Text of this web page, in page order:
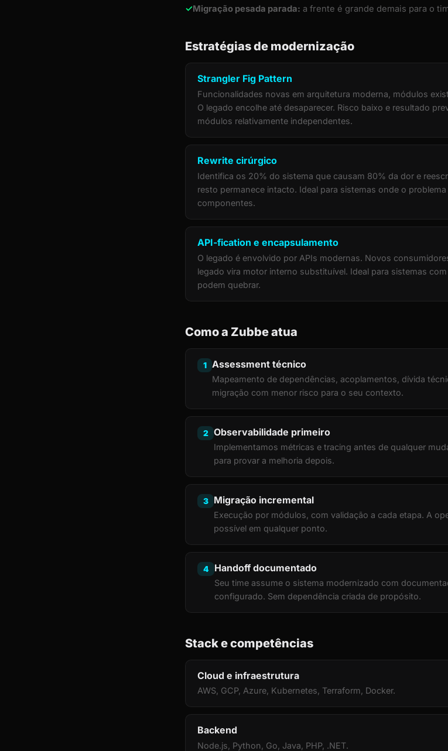
✓Migração pesada parada: a frente é grande demais para o
Estratégias de modernização
Strangler Fig Pattern
Funcionalidades novas em arquitetura moderna, módulos
O legado encolhe até desaparecer. Risco baixo e resultado
módulos relativamente independentes.
Rewrite cirúrgico
Identifica os 20% do sistema que causam 80% da dor e
resto permanece intacto. Ideal para sistemas onde o
componentes.
API-fication e encapsulamento
O legado é envolvido por APIs modernas. Novos
legado vira motor interno substituível. Ideal para sistemas
podem quebrar.
Como a Zubbe atua
1 Assessment técnico
Mapeamento de dependências, acoplamentos, dívida
migração com menor risco para o seu contexto.
2 Observabilidade primeiro
Implementamos métricas e tracing antes de qualquer
para provar a melhoria depois.
3 Migração incremental
Execução por módulos, com validação a cada etapa. A
possível em qualquer ponto.
4 Handoff documentado
Seu time assume o sistema modernizado com
configurado. Sem dependência criada de propósito.
Stack e competências
Cloud e infraestrutura
AWS, GCP, Azure, Kubernetes, Terraform, Docker.
Backend
Node.js, Python, Go, Java, PHP, .NET.